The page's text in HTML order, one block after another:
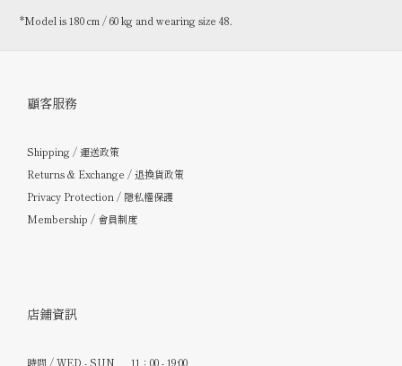
*Model is 180 cm / 60 kg and wearing size 48.
顧客服務
Shipping / 運送政策
Returns & Exchange / 退換貨政策
Privacy Protection / 隱私權保護
Membership / 會員制度
店鋪資訊
時間 / WED - SUN 11：00 - 19:00